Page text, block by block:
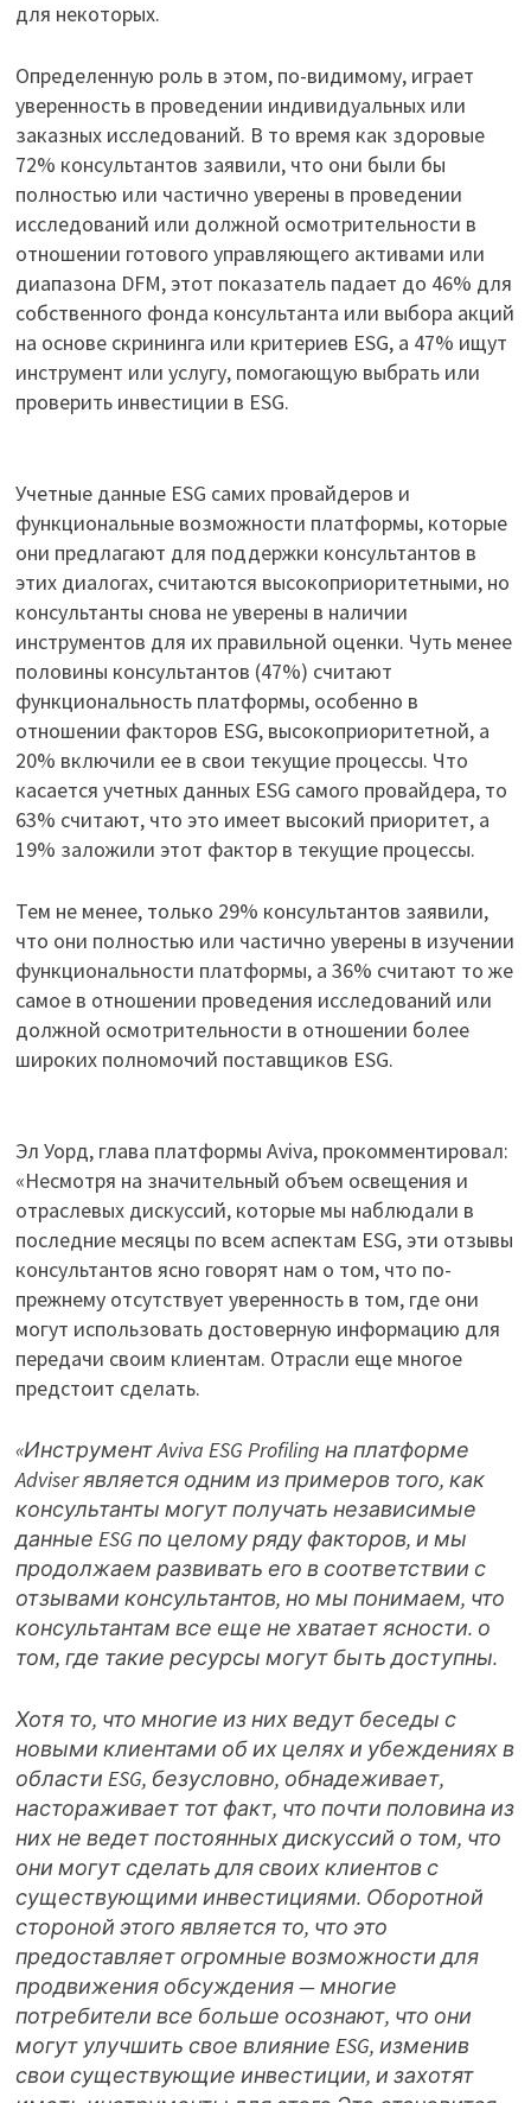
для некоторых.
Определенную роль в этом, по-видимому, играет
уверенность в проведении индивидуальных или
заказных исследований. В то время как здоровые
72% консультантов заявили, что они были бы
полностью или частично уверены в проведении
исследований или должной осмотрительности в
отношении готового управляющего активами или
диапазона DFM, этот показатель падает до 46% для
собственного фонда консультанта или выбора акций
на основе скрининга или критериев ESG, а 47% ищут
инструмент или услугу, помогающую выбрать или
проверить инвестиции в ESG.
Учетные данные ESG самих провайдеров и
функциональные возможности платформы, которые
они предлагают для поддержки консультантов в
этих диалогах, считаются высокоприоритетными, но
консультанты снова не уверены в наличии
инструментов для их правильной оценки. Чуть менее
половины консультантов (47%) считают
функциональность платформы, особенно в
отношении факторов ESG, высокоприоритетной, а
20% включили ее в свои текущие процессы. Что
касается учетных данных ESG самого провайдера, то
63% считают, что это имеет высокий приоритет, а
19% заложили этот фактор в текущие процессы.
Тем не менее, только 29% консультантов заявили,
что они полностью или частично уверены в изучении
функциональности платформы, а 36% считают то же
самое в отношении проведения исследований или
должной осмотрительности в отношении более
широких полномочий поставщиков ESG.
Эл Уорд, глава платформы Aviva, прокомментировал:
«Несмотря на значительный объем освещения и
отраслевых дискуссий, которые мы наблюдали в
последние месяцы по всем аспектам ESG, эти отзывы
консультантов ясно говорят нам о том, что по-
прежнему отсутствует уверенность в том, где они
могут использовать достоверную информацию для
передачи своим клиентам. Отрасли еще многое
предстоит сделать.
«Инструмент Aviva ESG Profiling на платформе
Adviser является одним из примеров того, как
консультанты могут получать независимые
данные ESG по целому ряду факторов, и мы
продолжаем развивать его в соответствии с
отзывами консультантов, но мы понимаем, что
консультантам все еще не хватает ясности. о
том, где такие ресурсы могут быть доступны.
Хотя то, что многие из них ведут беседы с
новыми клиентами об их целях и убеждениях в
области ESG, безусловно, обнадеживает,
настораживает тот факт, что почти половина из
них не ведет постоянных дискуссий о том, что
они могут сделать для своих клиентов с
существующими инвестициями. Оборотной
стороной этого является то, что это
предоставляет огромные возможности для
продвижения обсуждения — многие
потребители все больше осознают, что они
могут улучшить свое влияние ESG, изменив
свои существующие инвестиции, и захотят